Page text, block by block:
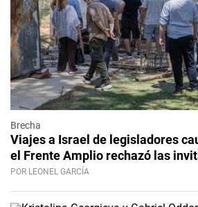
Brecha
Viajes a Israel de legisladores
el Frente Amplio rechazó las
POR LEONEL GARCÍA